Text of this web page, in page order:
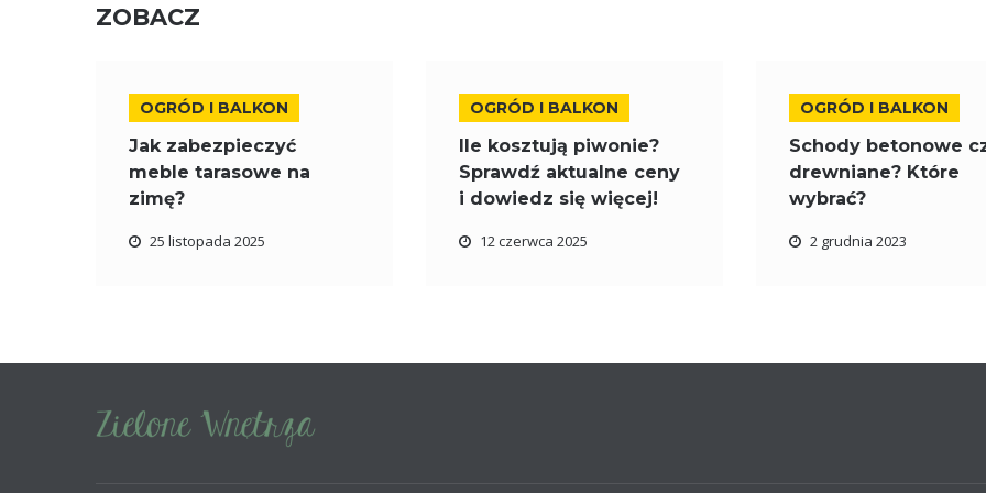
ZOBACZ
OGRÓD I BALKON
Jak zabezpieczyć
meble tarasowe na
zimę?
25 listopada 2025
OGRÓD I BALKON
Ile kosztują piwonie?
Sprawdź aktualne ceny
i dowiedz się więcej!
12 czerwca 2025
OGRÓD I BALKON
Schody betonowe
drewniane? Które
wybrać?
2 grudnia 2023